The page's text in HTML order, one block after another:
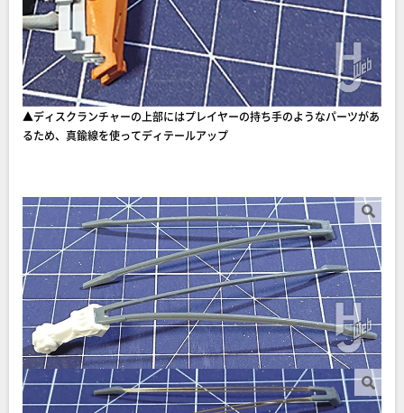
▲ディスクランチャーの上部にはプレイヤーの持ち手のようなパーツがあ
るため、真鍮線を使ってディテールアップ